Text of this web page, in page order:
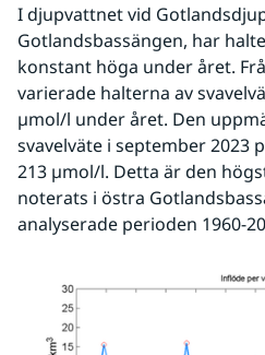
I djupvattnet vid
Gotlandsbassängen, har
konstant höga under året.
varierade halterna av
µmol/l under året. Den
svavelväte i september 2023
213 µmol/l. Detta är den
noterats i östra
analyserade perioden 1960-